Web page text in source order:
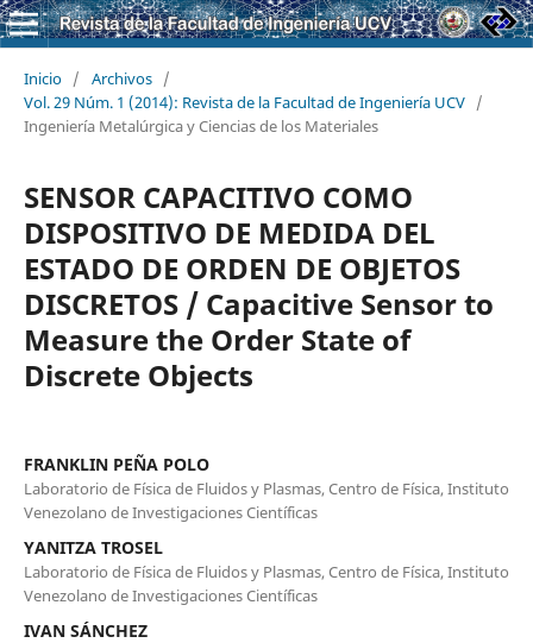
Inicio / Archivos /
Vol. 29 Núm. 1 (2014): Revista de la Facultad de Ingeniería UCV /
Ingeniería Metalúrgica y Ciencias de los Materiales
SENSOR CAPACITIVO COMO
DISPOSITIVO DE MEDIDA DEL
ESTADO DE ORDEN DE OBJETOS
DISCRETOS / Capacitive Sensor to
Measure the Order State of
Discrete Objects
FRANKLIN PEÑA POLO
Laboratorio de Física de Fluidos y Plasmas, Centro de Física, Instituto
Venezolano de Investigaciones Científicas
YANITZA TROSEL
Laboratorio de Física de Fluidos y Plasmas, Centro de Física, Instituto
Venezolano de Investigaciones Científicas
IVAN SÁNCHEZ